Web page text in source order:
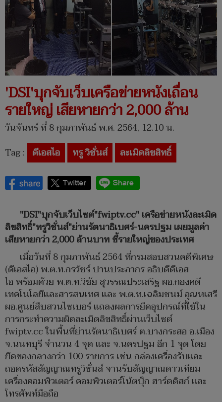
'DSI'บุกจับเว็บเครือข่ายหนังเถื่อน
รายใหญ่ เสียหายกว่า 2,000 ล้าน
วันจันทร์ ที่ 8 กุมภาพันธ์ พ.ศ. 2564, 12.10 น.
Tag : ดีเอสไอ ทรู วิชั่นส์ ละเมิดลิขสิทธิ์
"DSI"บุกจับเว็บไซต์"fwiptv.cc" เครือข่ายหนังละเมิด
ลิขสิทธิ์"ทรูวิชั่นส์"ย่านรัตนาธิเบศร์-นครปฐม เผยมูลค่า
เสียหายกว่า 2,000 ล้านบาท ชี้รายใหญ่ของประเทศ
เมื่อวันที่ 8 กุมภาพันธ์ 2564 ที่กรมสอบสวนคดีพิเศษ
(ดีเอสไอ) พ.ต.ท.กรวัชร์ ปานประภากร อธิบดีดีเอส
ไอ พร้อมด้วย พ.ต.ท.วิชัย สุวรรณประเสริฐ ผอ.กองคดี
เทคโนโลยีและสารสนเทศ และ พ.ต.ท.เฉลิมชนม์ อุณหเสรี
ผอ.ศูนย์สืบสวนไซเบอร์ แถลงผลการยึดอุปกรณ์ที่ใช้ใน
การกระทำความผิดละเมิดลิขสิทธิ์ผ่านเว็บไซต์
fwiptv.cc ในพื้นที่ย่านรัตนาธิเบศร์ ต.บางกระสอ อ.เมือง
จ.นนทบุรี จำนวน 4 จุด และ จ.นครปฐม อีก 1 จุด โดย
ยึดของกลางกว่า 100 รายการ เช่น กล่องเครื่องรับและ
ถอดรหัสสัญญาณทรูวิชั่นส์ จานรับสัญญาณดาวเทียม
เครื่องคอมพิวเตอร์ คอมพิวเตอร์โน้ตบุ๊ก ฮาร์ดดิสก์ และ
โทรศัพท์มือถือ